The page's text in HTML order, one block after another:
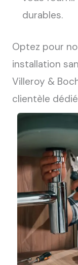
durables.
Optez pour
installation
Villeroy &
clientèle